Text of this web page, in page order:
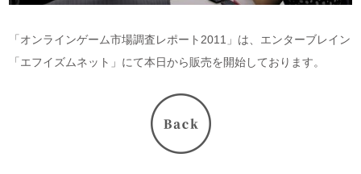
「オンラインゲーム市場調査レポート2011」は、エンターブレイン
「エフイズムネット」にて本日から販売を開始しております。